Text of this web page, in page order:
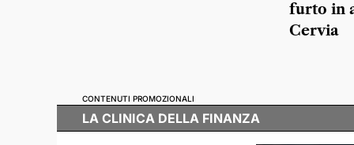
furto in
Cervia
CONTENUTI PROMOZIONALI
LA CLINICA DELLA FINANZA